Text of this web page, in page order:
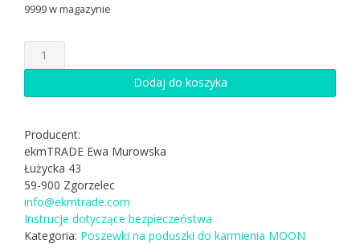
9999 w magazynie
ilość
dodatkowa
na
fasolkę
MOON
W47
Dodaj do koszyka
Producent:
ekmTRADE Ewa Murowska
Łużycka 43
59-900 Zgorzelec
info@ekmtrade.com
Instrucje dotyczące bezpieczeństwa
Kategoria: Poszewki na poduszki do karmienia MOON